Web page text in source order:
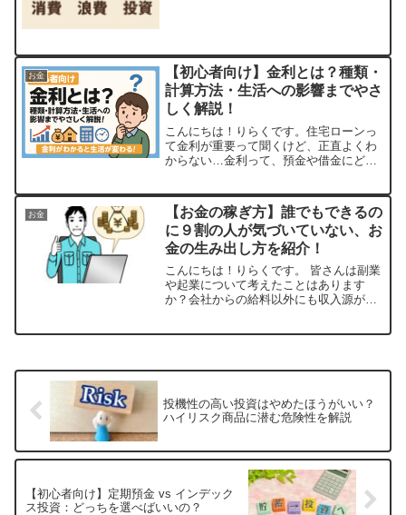
お金
【初心者向け】金利とは？種類・
計算方法・生活への影響までやさ
しく解説！
こんにちは！りらくです。住宅ローンっ
て金利が重要って聞くけど、正直よくわ
からない…金利って、預金や借金にどう
か」から「計算方法・生活への影響」、
そして「なぜ金利は変動する...
お金
【お金の稼ぎ方】誰でもできるの
に９割の人が気づいていない、お
金の生み出し方を紹介！
こんにちは！りらくです。 皆さんは副業
や起業について考えたことはあります
か？会社からの給料以外にも収入源が欲
投機性の高い投資はやめたほうがいい？
ハイリスク商品に潜む危険性を解説
【初心者向け】定期預金 vs インデック
ス投資：どっちを選べばいいの？